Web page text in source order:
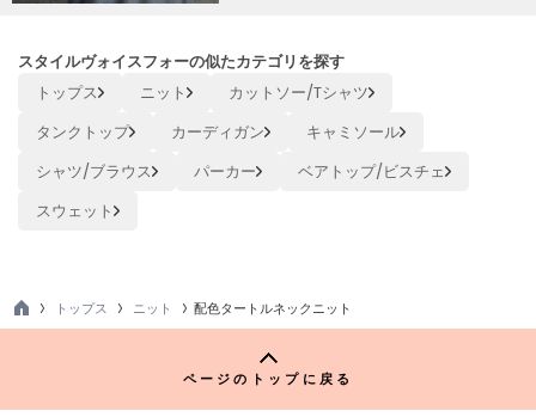
シャカ
スニーカーズ バイ エミ
Snow Peak
スナイデル
スタイルヴォイスフォーの似たカテゴリを探す
トップス ニット
カットソー/Tシャツ
タンクトップ
カーディガン
キャミソール
シャツ/ブラウス
パーカー
ベアトップ/ビスチェ
スウェット
TO
トップス ニット 配色タートルネックニット
ページのトップに戻る